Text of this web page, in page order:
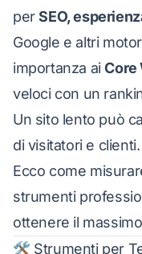
perSEO,
Google e altri
importanza aiCore
veloci con un
Un sito lento può
di visitatori e clienti.
Ecco come
strumenti
ottenere il
🛠️ Strumenti per